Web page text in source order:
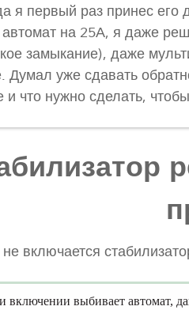
я первый раз принес
на 25А, я даже
замыкание), даже
Думал уже сдавать
и что нужно сделать,
включается
включении выбивает автомат,